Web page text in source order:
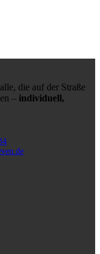
die auf der Straße
– individuell,